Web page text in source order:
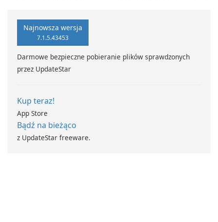
comprehensive solution for
mobile scanning needs.
compatibility with numerous
Najnowsza wersja
7.1.5.43453
Darmowe bezpieczne pobieranie plików sprawdzonych
przez UpdateStar
Kup teraz!
App Store
Bądź na bieżąco
z UpdateStar freeware.